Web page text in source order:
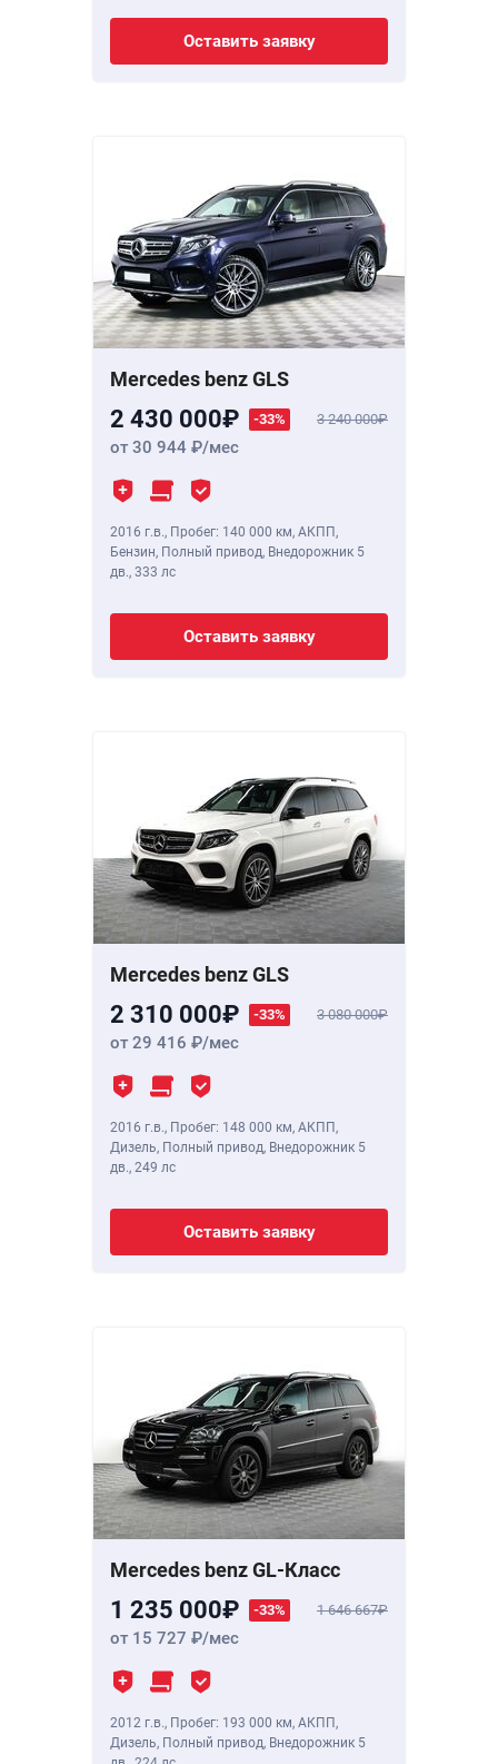
Оставить заявку
Mercedes benz GLS
2 430 000 -33% 3 240 000
от 30 944 /мес
2016 г.в., Пробег: 140 000 км, АКПП,
Бензин, Полный привод, Внедорожник 5
дв., 333 лс
Оставить заявку
Mercedes benz GLS
2 310 000 -33% 3 080 000
от 29 416 /мес
2016 г.в., Пробег: 148 000 км, АКПП,
Дизель, Полный привод, Внедорожник 5
дв., 249 лс
Оставить заявку
Mercedes benz GL-Класс
1 235 000 -33% 1 646 667
от 15 727 /мес
2012 г.в., Пробег: 193 000 км, АКПП,
Дизель, Полный привод, Внедорожник 5